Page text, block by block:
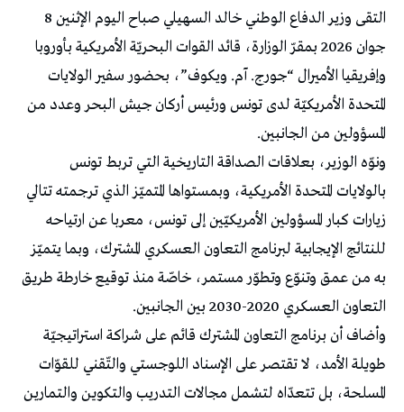
التقى وزير الدفاع الوطني خالد السهيلي صباح اليوم الإثنين 8
جوان 2026 بمقرّ الوزارة، قائد القوات البحريّة الأمريكية بأوروبا
وإفريقيا الأميرال “جورج. آم. ويكوف”، بحضور سفير الولايات
المتحدة الأمريكيّة لدى تونس ورئيس أركان جيش البحر وعدد من
المسؤولين من الجانبين.
ونوّه الوزير، بعلاقات الصداقة التاريخية التي تربط تونس
بالولايات المتحدة الأمريكية، وبمستواها المتميّز الذي ترجمته تتالي
زيارات كبار المسؤولين الأمريكيّين إلى تونس، معربا عن ارتياحه
للنتائج الإيجابية لبرنامج التعاون العسكري المشترك، وبما يتميّز
به من عمق وتنوّع وتطوّر مستمر، خاصّة منذ توقيع خارطة طريق
التعاون العسكري 2020-2030 بين الجانبين.
وأضاف أن برنامج التعاون المشترك قائم على شراكة استراتيجيّة
طويلة الأمد، لا تقتصر على الإسناد اللوجستي والتّقني للقوّات
المسلحة، بل تتعدّاه لتشمل مجالات التدريب والتكوين والتمارين